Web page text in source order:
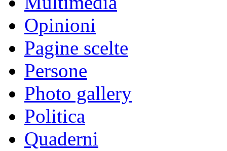
Opinioni
Pagine scelte
Persone
Photo gallery
Politica
Quaderni